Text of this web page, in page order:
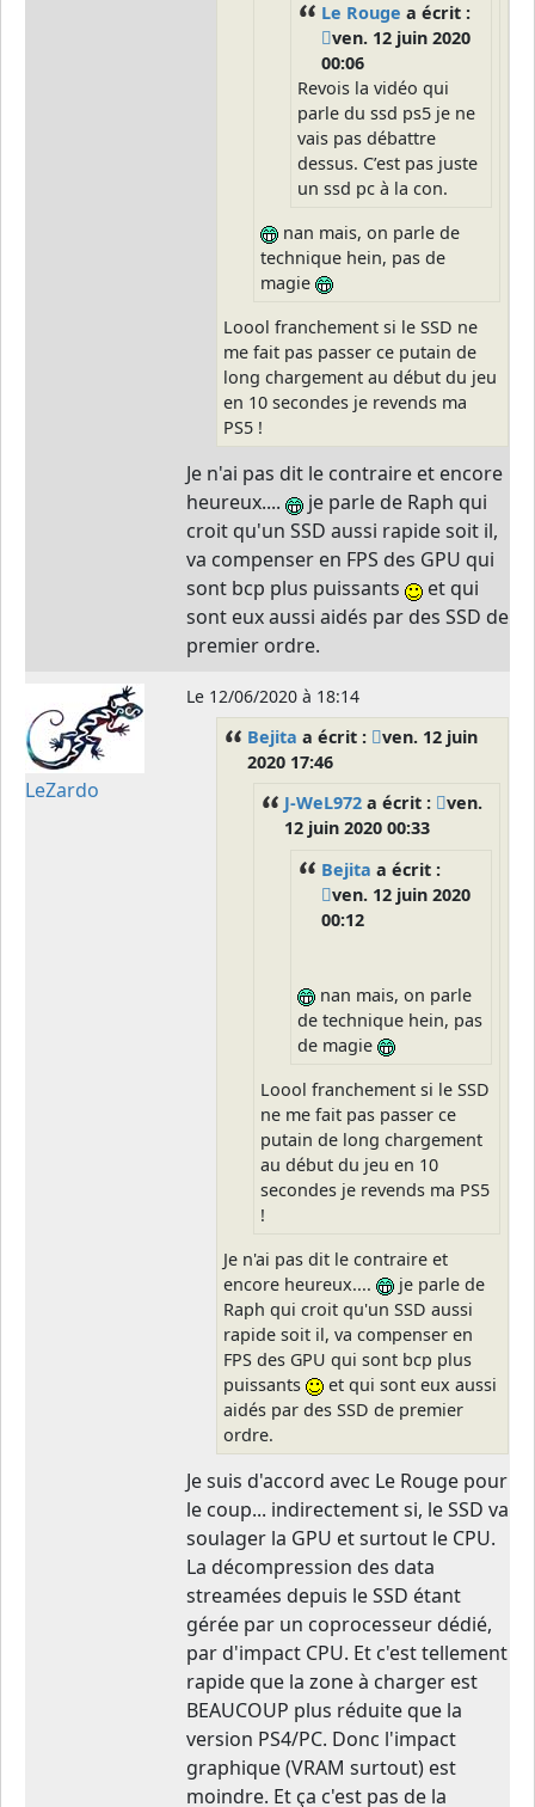
Le Rouge a écrit :
ven. 12 juin 2020
00:06
Revois la vidéo qui
parle du ssd ps5 je ne
vais pas débattre
dessus. C’est pas juste
un ssd pc à la con.
nan mais, on parle de
technique hein, pas de
magie
Loool franchement si le SSD ne
me fait pas passer ce putain de
long chargement au début du jeu
en 10 secondes je revends ma
PS5 !
Je n'ai pas dit le contraire et encore
heureux....
je parle de Raph qui
croit qu'un SSD aussi rapide soit il,
va compenser en FPS des GPU qui
sont bcp plus puissants
et qui
sont eux aussi aidés par des SSD de
premier ordre.
LeZardo
Le 12/06/2020 à 18:14
Bejita a écrit :
ven. 12 juin
2020 17:46
J-WeL972 a écrit :
ven.
12 juin 2020 00:33
Bejita a écrit :
ven. 12 juin 2020
00:12
nan mais, on parle
de technique hein, pas
de magie
Loool franchement si le SSD
ne me fait pas passer ce
putain de long chargement
au début du jeu en 10
secondes je revends ma PS5
!
Je n'ai pas dit le contraire et
encore heureux....
je parle de
Raph qui croit qu'un SSD aussi
rapide soit il, va compenser en
FPS des GPU qui sont bcp plus
puissants
et qui sont eux aussi
aidés par des SSD de premier
ordre.
Je suis d'accord avec Le Rouge pour
le coup... indirectement si, le SSD va
soulager la GPU et surtout le CPU.
La décompression des data
streamées depuis le SSD étant
gérée par un coprocesseur dédié,
par d'impact CPU. Et c'est tellement
rapide que la zone à charger est
BEAUCOUP plus réduite que la
version PS4/PC. Donc l'impact
graphique (VRAM surtout) est
moindre. Et ça c'est pas de la